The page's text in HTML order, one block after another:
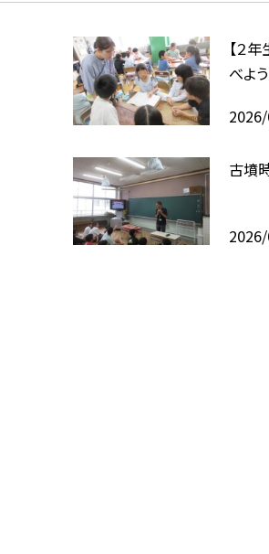
【２
べよう
古墳